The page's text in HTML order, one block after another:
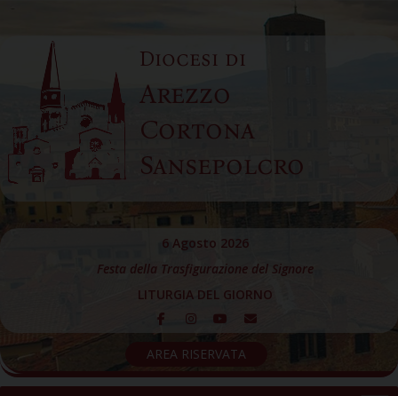
content
Diocesi di
Arezzo
Cortona
Sansepolcro
6 Agosto 2026
Festa della Trasfigurazione del Signore
LITURGIA DEL GIORNO
AREA RISERVATA